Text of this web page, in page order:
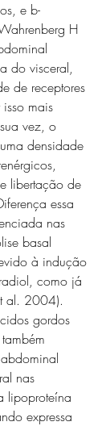
e b-
H
do visceral,
de receptores
mais
vez, o
densidade
libertação de
essa
nas
basal
à indução
como já
al. 2004).
gordos
nas
lipoproteína
expressa